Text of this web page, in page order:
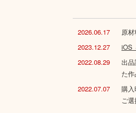
2026.06.17
原
2023.12.27
iOS
2022.08.29
出
た
2022.07.07
購
ご